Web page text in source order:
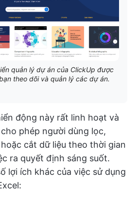
quản lý dự án của ClickUp được
theo dõi và quản lý các dự án.
động này rất linh hoạt và
phép người dùng lọc,
cắt dữ liệu theo thời gian
ra quyết định sáng suốt.
lợi ích khác của việc sử dụng